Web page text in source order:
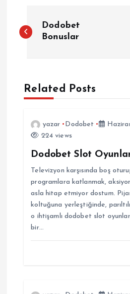
a
m
Dodobet
Bonuslar
Related Posts
yazar Dodobet
224 views
Dodobet Slot
Televizyon karşısında boş
programlara katlanmak,
asla hitap etmiyor dostum.
koltuğuna yerleştiğinde,
o ihtişamlı dodobet slot
bir…